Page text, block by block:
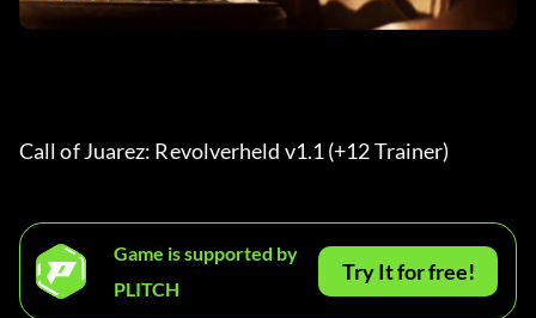
Call of Juarez: Revolverheld v1.1 (+12 Trainer)
Game is supported by
PLITCH
Try It for free!